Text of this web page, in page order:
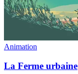
Animation
La Ferme urbaine